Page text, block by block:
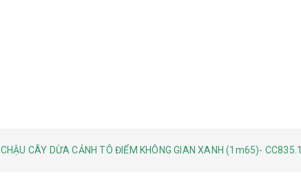
CHẬU CÂY DỪA CẢNH TÔ ĐIỂM KHÔNG GIAN XANH (1m65)- CC835.1